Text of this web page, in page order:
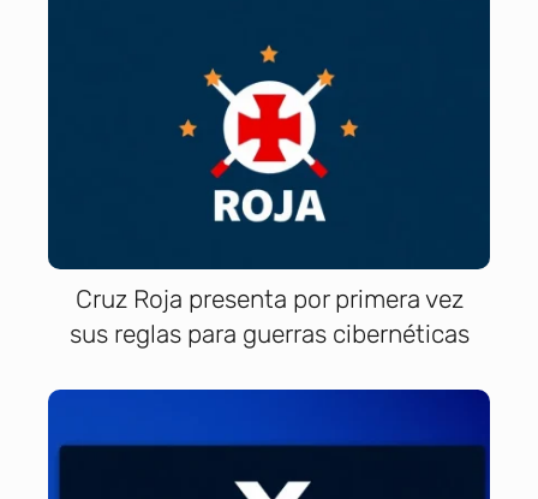
Cruz Roja presenta por primera vez
sus reglas para guerras cibernéticas